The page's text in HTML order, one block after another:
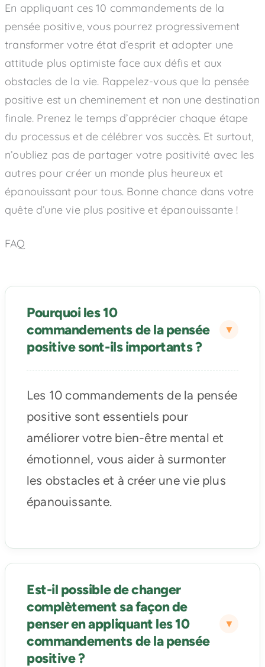
En appliquant ces 10 commandements de la
pensée positive, vous pourrez progressivement
transformer votre état d’esprit et adopter une
attitude plus optimiste face aux défis et aux
obstacles de la vie. Rappelez-vous que la pensée
positive est un cheminement et non une destination
finale. Prenez le temps d’apprécier chaque étape
du processus et de célébrer vos succès. Et surtout,
n’oubliez pas de partager votre positivité avec les
autres pour créer un monde plus heureux et
épanouissant pour tous. Bonne chance dans votre
quête d’une vie plus positive et épanouissante !
FAQ
Pourquoi les 10
commandements de la pensée
positive sont-ils importants ?
Les 10 commandements de la pensée
positive sont essentiels pour
améliorer votre bien-être mental et
émotionnel, vous aider à surmonter
les obstacles et à créer une vie plus
épanouissante.
Est-il possible de changer
complètement sa façon de
penser en appliquant les 10
commandements de la pensée
positive ?